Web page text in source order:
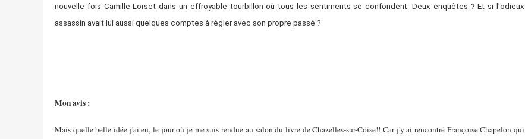
nouvelle fois Camille Lorset dans un effroyable tourbillon où tous les sentiments se confondent. Deux enquêtes ? Et si l'odieux
assassin avait lui aussi quelques comptes à régler avec son propre passé ?
Mon avis :
Mais quelle belle idée j'ai eu, le jour où je me suis rendue au salon du livre de Chazelles-sur-Coise!! Car j'y ai rencontré Françoise Chapelon qui